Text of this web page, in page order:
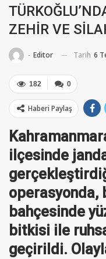
ZEHİR VE
- Editor Tarih 6
0
182
Haberi Paylaş
ilçesinde
operasyonda,
bahçesinde
bitkisi ile
geçirildi.